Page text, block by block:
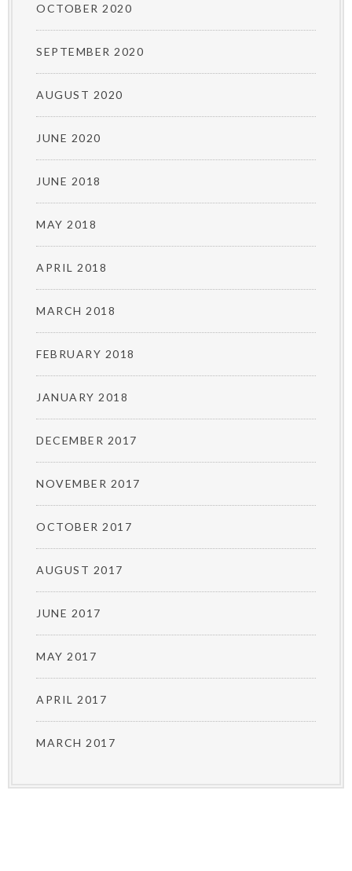
OCTOBER 2020
SEPTEMBER 2020
AUGUST 2020
JUNE 2020
JUNE 2018
MAY 2018
APRIL 2018
MARCH 2018
FEBRUARY 2018
JANUARY 2018
DECEMBER 2017
NOVEMBER 2017
OCTOBER 2017
AUGUST 2017
JUNE 2017
MAY 2017
APRIL 2017
MARCH 2017